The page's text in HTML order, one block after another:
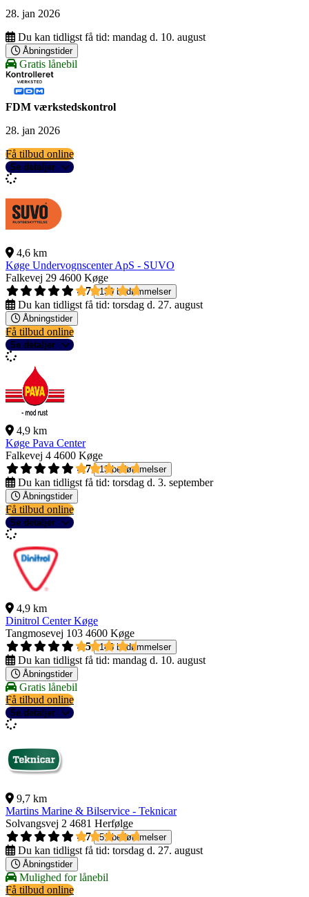
28. jan 2026
Du kan tidligst få tid: mandag d. 10. august
Åbningstider
Gratis lånebil
FDM værkstedskontrol
28. jan 2026
Få tilbud online
Se detaljer
4,6 km
Køge Undervognscenter ApS - SUVO
Falkevej 29 4600 Køge
4,7
139 bedømmelser
Du kan tidligst få tid: torsdag d. 27. august
Åbningstider
Få tilbud online
Se detaljer
4,9 km
Køge Pava Center
Falkevej 4 4600 Køge
4,7
13 bedømmelser
Du kan tidligst få tid: torsdag d. 3. september
Åbningstider
Få tilbud online
Se detaljer
4,9 km
Dinitrol Center Køge
Tangmosevej 103 4600 Køge
4,5
146 bedømmelser
Du kan tidligst få tid: mandag d. 10. august
Åbningstider
Gratis lånebil
Få tilbud online
Se detaljer
9,7 km
Martins Marine & Bilservice - Teknicar
Solvangsvej 2 4681 Herfølge
4,7
51 bedømmelser
Du kan tidligst få tid: torsdag d. 27. august
Åbningstider
Mulighed for lånebil
Få tilbud online